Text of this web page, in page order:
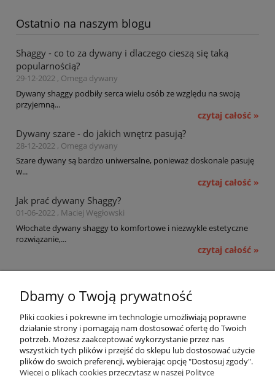
Ostatnio na naszym blogu
Shaggy - co to za dywany i dlaczego cieszą się taką
popularnością?
29-12-2022 , Omega dywany
Dywany shaggy podbiły serca wielu osób ze względu na swoją
przyjemną...
czytaj całość »
Dywany szare - do jakich wnętrz pasują?
28-12-2022 , Omega dywany
Szare dywany są bardzo uniwersalne, ponieważ doskonale pasuję
w...
czytaj całość »
Jak prać dywany Shaggy?
01-06-2022 , Maciej Węgłowski
Włochate dywany shaggy to komfortowe i niezwykle estetyczne
rozwiązanie,...
czytaj całość »
Płatności i dostawa
Informacje
Dbamy o Twoją prywatność
Pliki cookies i pokrewne im technologie umożliwiają poprawne
działanie strony i pomagają nam dostosować ofertę do Twoich
potrzeb. Możesz zaakceptować wykorzystanie przez nas
wszystkich tych plików i przejść do sklepu lub dostosować użycie
plików do swoich preferencji, wybierając opcję "Dostosuj zgody".
Więcej o plikach cookies przeczytasz w naszej Polityce